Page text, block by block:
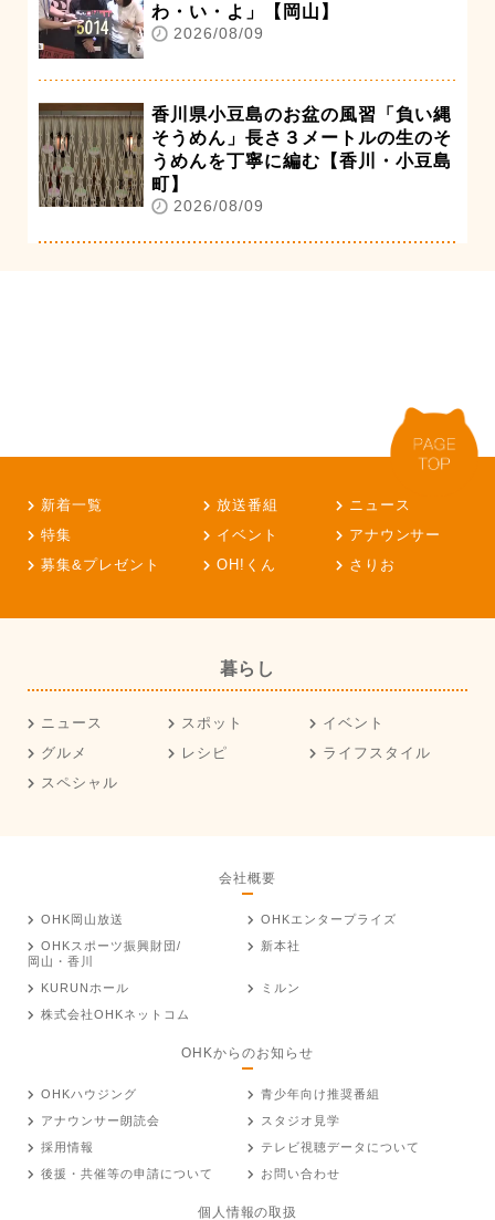
わ・い・よ」【岡山】
2026/08/09
香川県小豆島のお盆の風習「負い縄
そうめん」長さ３メートルの生のそ
うめんを丁寧に編む【香川・小豆島
町】
2026/08/09
新着一覧 放送番組
ニュース
特集
イベント
アナウンサー
募集&プレゼント
OH!くん さりお
暮らし
ニュース スポット
イベント
グルメ
レシピ
ライフスタイル
スペシャル
会社概要
OHK岡山放送
OHKエンタープライズ
OHKスポーツ振興財団/
岡山・香川
新本社
KURUNホール
ミルン
株式会社OHKネットコム
OHKからのお知らせ
OHKハウジング
青少年向け推奨番組
アナウンサー朗読会
スタジオ見学
採用情報
テレビ視聴データについて
後援・共催等の申請について
お問い合わせ
個人情報の取扱